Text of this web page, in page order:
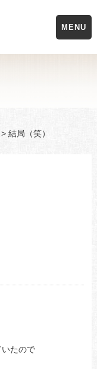
結局（笑）
たので
MENU